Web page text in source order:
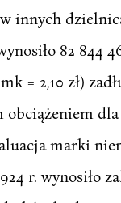
innych
82
= 2,10 zł)
obciążeniem
marki
r. wynosiło